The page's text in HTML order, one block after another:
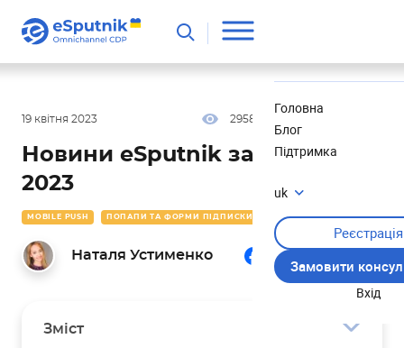
Головна
Блог
Підтримка
uk
Реєстрація
Замовити
Вхід
19 квітня 2023 2958
MOBILE PUSH ПОПАПИ ТА ФОРМИ ПІДПИСКИ НОВИНИ
Новини eSputnik за березень
2023
Наталя Устименко
Зміст